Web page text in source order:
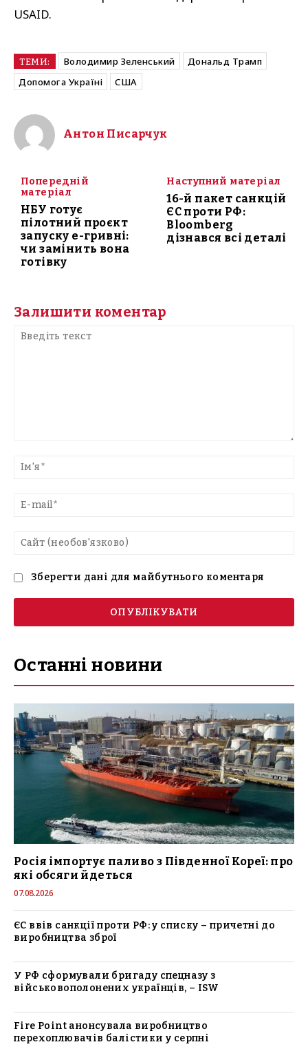
USAID.
ТЕМИ: Володимир Зеленський
Дональд Трамп
Допомога Україні
США
Антон Писарчук
Попередній
матеріал
НБУ готує
пілотний проєкт
запуску е-гривні:
чи замінить вона
готівку
Наступний матеріал
16-й пакет санкцій
ЄС проти РФ:
Bloomberg
дізнався всі деталі
Залишити коментар
текст
Зберегти дані для майбутнього коментаря
Останні новини
Росія імпортує паливо з Південної Кореї: про
які обсяги йдеться
07.08.2026
ЄС ввів санкції проти РФ: у списку – причетні до
виробництва зброї
У РФ сформували бригаду спецназу з
військовополонених українців, – ISW
Fire Point анонсувала виробництво
перехоплювачів балістики у серпні